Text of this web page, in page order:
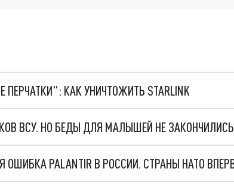
КАК УНИЧТОЖИТЬ STARLINK
ВСУ. НО БЕДЫ ДЛЯ МАЛЫШЕЙ НЕ ЗАКОНЧИЛИСЬ